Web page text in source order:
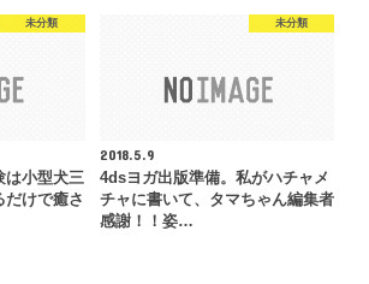
未分類
は小型犬三
だけで癒さ
未分類
2018.5.9
4dsヨガ出版準備。私がハチャメ
チャに書いて、タマちゃん編集者
感謝！！姿…